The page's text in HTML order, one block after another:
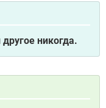
никогда.